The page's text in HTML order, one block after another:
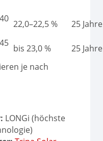
22,0–22,5 %
25 Jahre
bis 23,0 %
25 Jahre
je nach
LONGi (höchste